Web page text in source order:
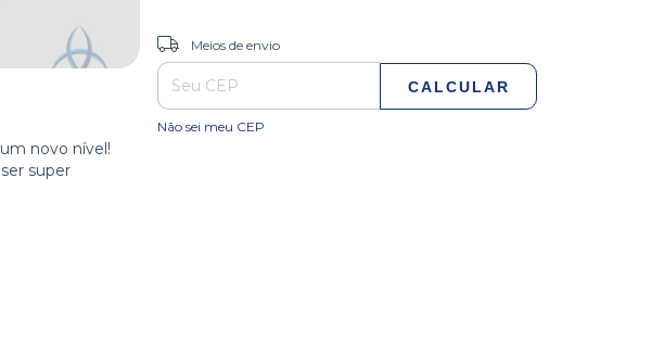
novo nível!
super
Entregas para o CEP:
Meios de envio
CALCULAR
Não sei meu CEP